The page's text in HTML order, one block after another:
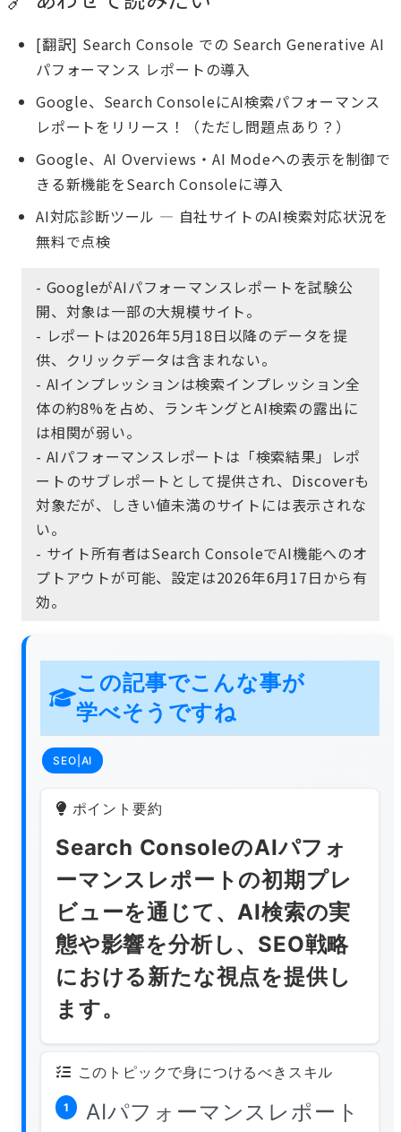
[翻訳] Search Console での Search Generative AI
パフォーマンス レポートの導入
Google、Search ConsoleにAI検索パフォーマンス
レポートをリリース！（ただし問題点あり？）
Google、AI Overviews・AI Modeへの表示を制御で
きる新機能をSearch Consoleに導入
AI対応診断ツール — 自社サイトのAI検索対応状況を
無料で点検
- GoogleがAIパフォーマンスレポートを試験公
開、対象は一部の大規模サイト。
- レポートは2026年5月18日以降のデータを提
供、クリックデータは含まれない。
- AIインプレッションは検索インプレッション全
体の約8%を占め、ランキングとAI検索の露出に
は相関が弱い。
- AIパフォーマンスレポートは「検索結果」レポ
ートのサブレポートとして提供され、Discoverも
対象だが、しきい値未満のサイトには表示されな
い。
- サイト所有者はSearch ConsoleでAI機能へのオ
プトアウトが可能、設定は2026年6月17日から有
効。
この記事でこんな事が
学べそうですね
SEO|AI
ポイント要約
Search ConsoleのAIパフォ
ーマンスレポートの初期プレ
ビューを通じて、AI検索の実
態や影響を分析し、SEO戦略
における新たな視点を提供し
ます。
このトピックで身につけるべきスキル
1
AIパフォーマンスレポート